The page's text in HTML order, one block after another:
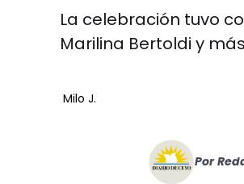
La celebración tuvo
Marilina Bertoldi y
Milo J.
Por